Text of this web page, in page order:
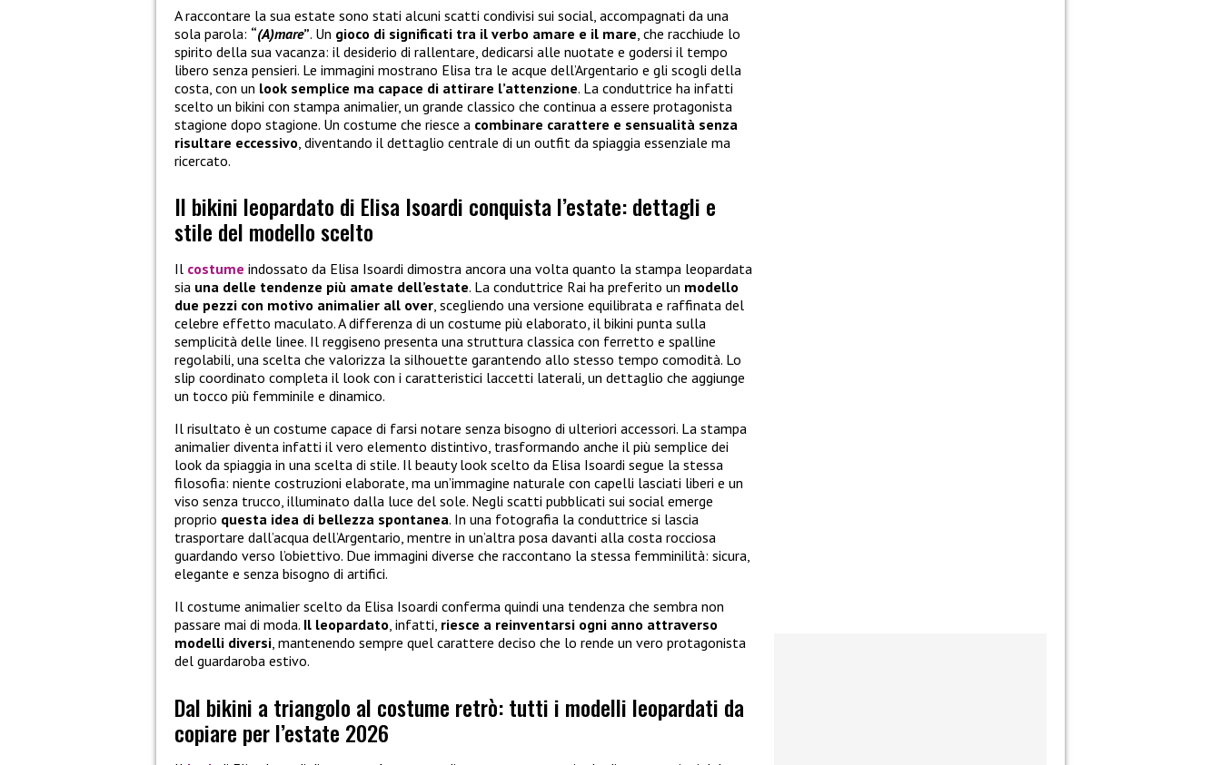
A raccontare la sua estate sono stati alcuni scatti condivisi sui social, accompagnati da una
sola parola: “(A)mare”. Un gioco di significati tra il verbo amare e il mare, che racchiude lo
spirito della sua vacanza: il desiderio di rallentare, dedicarsi alle nuotate e godersi il tempo
libero senza pensieri. Le immagini mostrano Elisa tra le acque dell’Argentario e gli scogli della
costa, con un look semplice ma capace di attirare l’attenzione. La conduttrice ha infatti
scelto un bikini con stampa animalier, un grande classico che continua a essere protagonista
stagione dopo stagione. Un costume che riesce a combinare carattere e sensualità senza
risultare eccessivo, diventando il dettaglio centrale di un outfit da spiaggia essenziale ma
ricercato.
Il bikini leopardato di Elisa Isoardi conquista l’estate: dettagli e
stile del modello scelto
Il costume indossato da Elisa Isoardi dimostra ancora una volta quanto la stampa leopardata
sia una delle tendenze più amate dell’estate. La conduttrice Rai ha preferito un modello
due pezzi con motivo animalier all over, scegliendo una versione equilibrata e raffinata del
celebre effetto maculato. A differenza di un costume più elaborato, il bikini punta sulla
semplicità delle linee. Il reggiseno presenta una struttura classica con ferretto e spalline
regolabili, una scelta che valorizza la silhouette garantendo allo stesso tempo comodità. Lo
slip coordinato completa il look con i caratteristici laccetti laterali, un dettaglio che aggiunge
un tocco più femminile e dinamico.
Il risultato è un costume capace di farsi notare senza bisogno di ulteriori accessori. La stampa
animalier diventa infatti il vero elemento distintivo, trasformando anche il più semplice dei
look da spiaggia in una scelta di stile. Il beauty look scelto da Elisa Isoardi segue la stessa
filosofia: niente costruzioni elaborate, ma un’immagine naturale con capelli lasciati liberi e un
viso senza trucco, illuminato dalla luce del sole. Negli scatti pubblicati sui social emerge
proprio questa idea di bellezza spontanea. In una fotografia la conduttrice si lascia
trasportare dall’acqua dell’Argentario, mentre in un’altra posa davanti alla costa rocciosa
guardando verso l’obiettivo. Due immagini diverse che raccontano la stessa femminilità: sicura,
elegante e senza bisogno di artifici.
Il costume animalier scelto da Elisa Isoardi conferma quindi una tendenza che sembra non
passare mai di moda. Il leopardato, infatti, riesce a reinventarsi ogni anno attraverso
modelli diversi, mantenendo sempre quel carattere deciso che lo rende un vero protagonista
del guardaroba estivo.
Dal bikini a triangolo al costume retrò: tutti i modelli leopardati da
copiare per l’estate 2026